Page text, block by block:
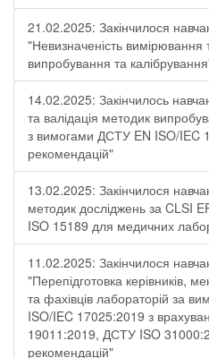
21.02.2025: Закінчилося
"Невизначеність вимірювання
випробування та
14.02.2025: Закінчилось
та валідація методик
з вимогами ДСТУ EN ISO/IEC
рекомендацій"
13.02.2025: Закінчилося
методик досліджень за CLSI
ISO 15189 для медичних
11.02.2025: Закінчилося
"Перепідготовка керівників,
та фахівців лабораторій за
ISO/IEC 17025:2019 з
19011:2019, ДСТУ ISO
рекомендацій"